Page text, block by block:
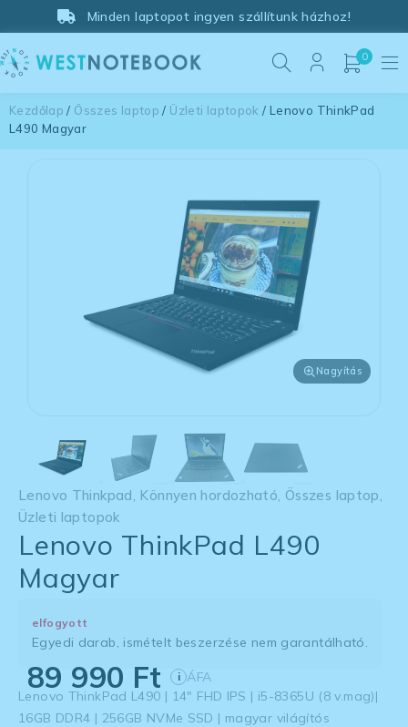
Minden laptopot ingyen szállítunk házhoz!
0
Kezdőlap / Összes laptop / Üzleti laptopok / Lenovo ThinkPad
L490 Magyar
Nagyítás
Lenovo Thinkpad, Könnyen hordozható, Összes laptop,
Üzleti laptopok
Lenovo ThinkPad L490
Magyar
elfogyott
Egyedi darab, ismételt beszerzése nem garantálható.
89 990 Ft i ÁFA
Lenovo ThinkPad L490 | 14″ FHD IPS | i5-8365U (8 v.mag)|
16GB DDR4 | 256GB NVMe SSD | magyar világítós